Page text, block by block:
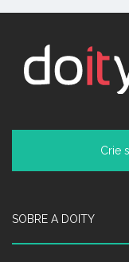
Crie
SOBRE A DOITY